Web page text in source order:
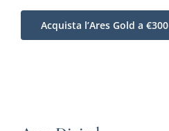
Acquista l’Ares Gold a €300